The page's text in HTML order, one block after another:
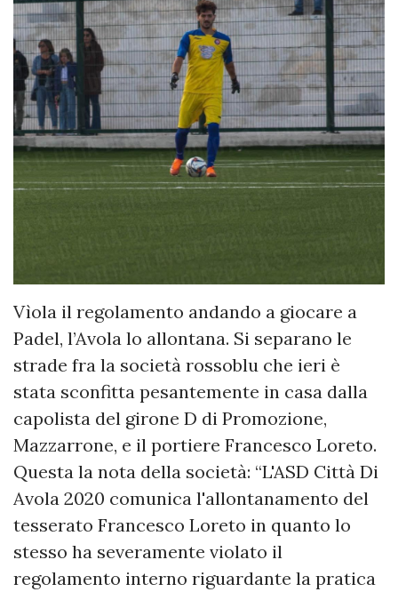
Vìola il regolamento andando a giocare a
Padel, l’Avola lo allontana. Si separano le
strade fra la società rossoblu che ieri è
stata sconfitta pesantemente in casa dalla
capolista del girone D di Promozione,
Mazzarrone, e il portiere Francesco Loreto.
Questa la nota della società: “L'ASD Città Di
Avola 2020 comunica l'allontanamento del
tesserato Francesco Loreto in quanto lo
stesso ha severamente violato il
regolamento interno riguardante la pratica